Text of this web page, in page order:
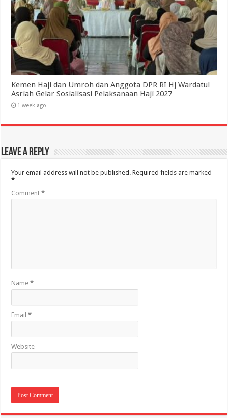
Kemen Haji dan Umroh dan Anggota DPR RI Hj Wardatul
Asriah Gelar Sosialisasi Pelaksanaan Haji 2027
1 week ago
Leave a Reply
Your email address will not be published. Required fields are marked
*
Comment*
Name*
Email*
Website